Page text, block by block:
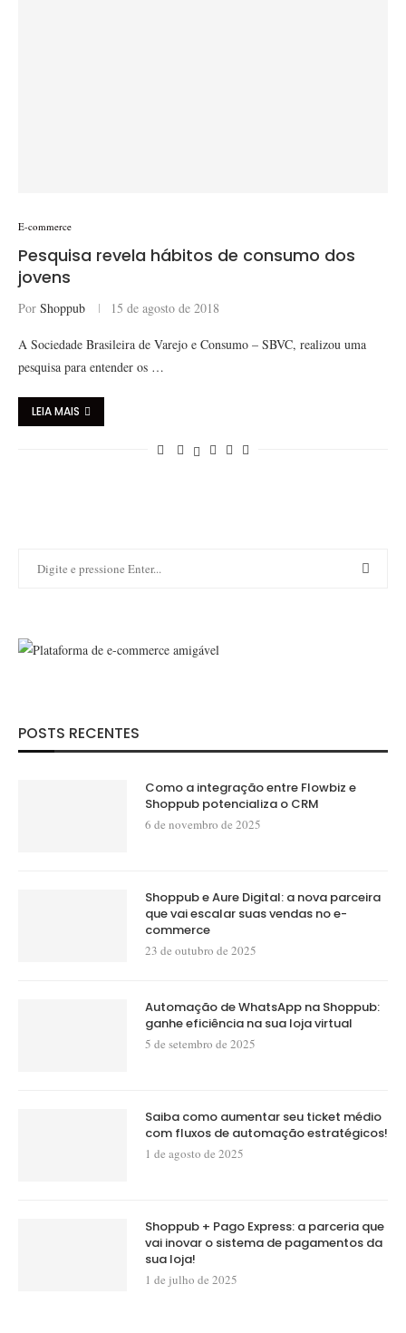
E-commerce
Pesquisa revela hábitos de consumo dos
jovens
Por Shoppub 15 de agosto de 2018
A Sociedade Brasileira de Varejo e Consumo – SBVC, realizou uma
pesquisa para entender os …
LEIA MAIS
POSTS RECENTES
Como a integração entre Flowbiz e
Shoppub potencializa o CRM
6 de novembro de 2025
Shoppub e Aure Digital: a nova parceira
que vai escalar suas vendas no e-
commerce
23 de outubro de 2025
Automação de WhatsApp na Shoppub:
ganhe eficiência na sua loja virtual
5 de setembro de 2025
Saiba como aumentar seu ticket médio
com fluxos de automação estratégicos!
1 de agosto de 2025
Shoppub + Pago Express: a parceria que
vai inovar o sistema de pagamentos da
sua loja!
1 de julho de 2025